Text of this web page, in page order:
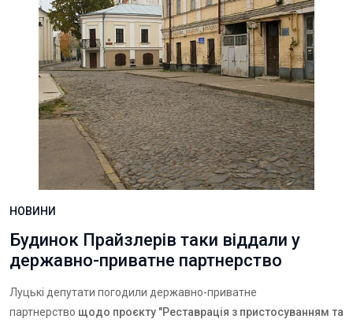
НОВИНИ
Будинок Прайзлерів таки віддали у
державно-приватне партнерство
Луцькі депутати погодили державно-приватне
партнерство щодо проєкту "Реставрація з пристосуванням та